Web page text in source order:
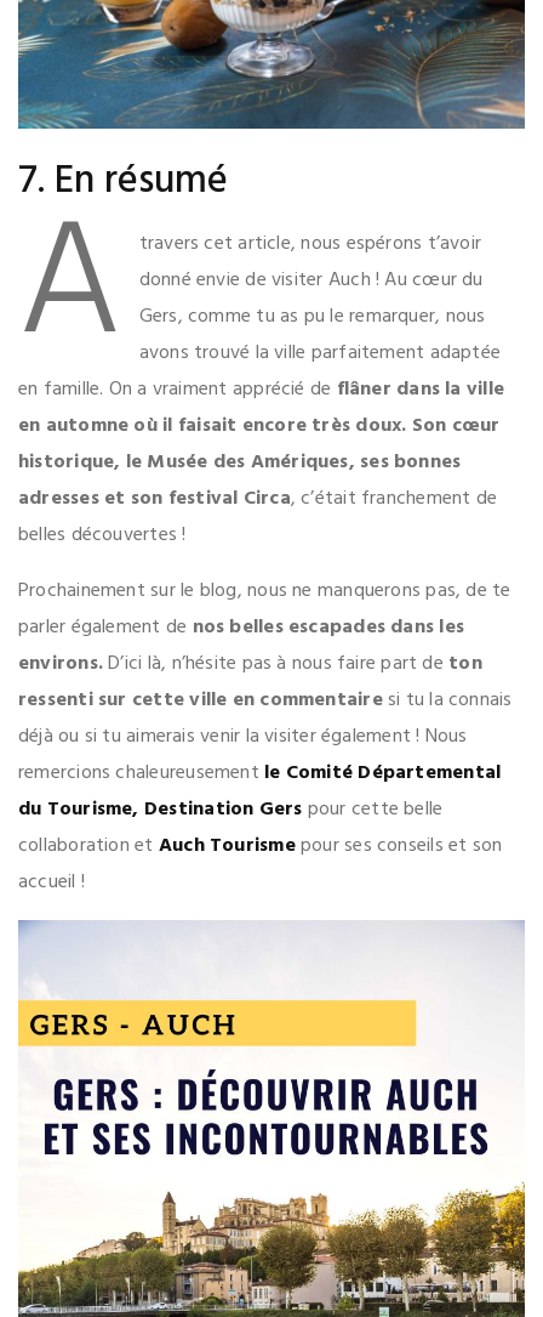
7. En résumé
A
travers cet article, nous espérons t’avoir
donné envie de visiter Auch ! Au cœur du
Gers, comme tu as pu le remarquer, nous
avons trouvé la ville parfaitement adaptée
en famille. On a vraiment apprécié de flâner dans la ville
en automne où il faisait encore très doux. Son cœur
historique, le Musée des Amériques, ses bonnes
adresses et son festival Circa, c’était franchement de
belles découvertes !
Prochainement sur le blog, nous ne manquerons pas, de te
parler également de nos belles escapades dans les
environs.D’ici là, n’hésite pas à nous faire part de ton
ressenti sur cette ville en commentairesi tu la connais
déjà ou si tu aimerais venir la visiter également ! Nous
remercions chaleureusement le Comité Départemental
du Tourisme, Destination Gerspour cette belle
collaboration et Auch Tourismepour ses conseils et son
accueil !